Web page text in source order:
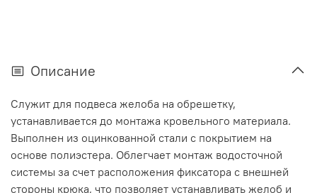
Описание
Служит для подвеса желоба на обрешетку,
устанавливается до монтажа кровельного материала.
Выполнен из оцинкованной стали с покрытием на
основе полиэстера. Облегчает монтаж водосточной
системы за счет расположения фиксатора с внешней
стороны крюка, что позволяет устанавливать желоб и